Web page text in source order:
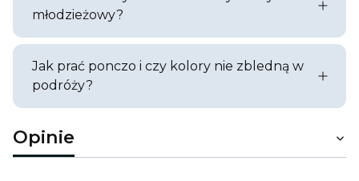
młodzieżowy?
Jak prać ponczo i czy kolory nie zbledną w
podróży?
Opinie